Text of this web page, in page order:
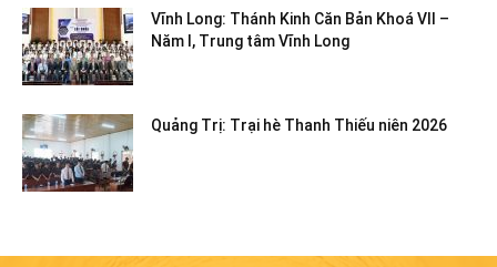
Vĩnh Long: Thánh Kinh Căn Bản Khoá VII –
Năm I, Trung tâm Vĩnh Long
Quảng Trị: Trại hè Thanh Thiếu niên 2026